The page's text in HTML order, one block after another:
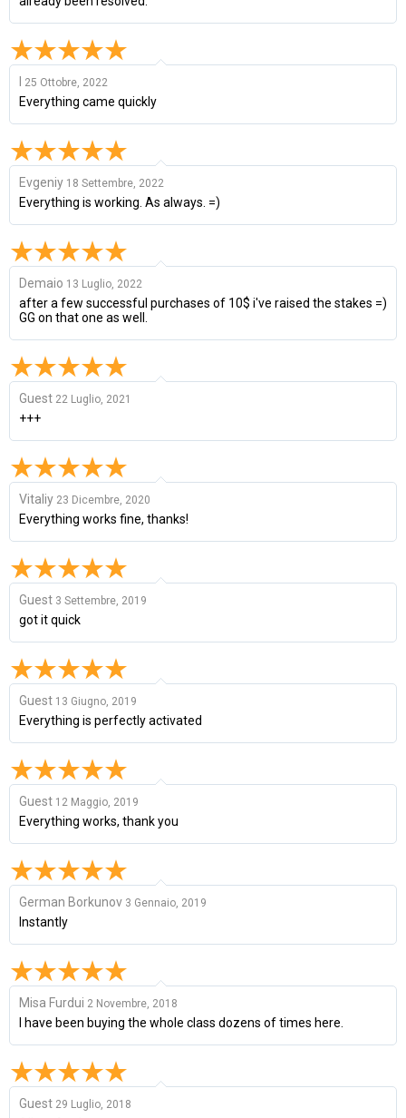
I 25 Ottobre, 2022
Everything came quickly
Evgeniy 18 Settembre, 2022
Everything is working. As always. =)
Demaio 13 Luglio, 2022
after a few successful purchases of 10$ i've raised the stakes =)
GG on that one as well.
Guest 22 Luglio, 2021
+++
Vitaliy 23 Dicembre, 2020
Everything works fine, thanks!
Guest 3 Settembre, 2019
got it quick
Guest 13 Giugno, 2019
Everything is perfectly activated
Guest 12 Maggio, 2019
Everything works, thank you
German Borkunov 3 Gennaio, 2019
Instantly
Misa Furdui 2 Novembre, 2018
I have been buying the whole class dozens of times here.
Guest 29 Luglio, 2018